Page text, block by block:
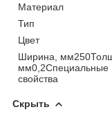
Материал
Тип
Цвет
Ширина,
мм0,2Специальные
свойства
Скрыть